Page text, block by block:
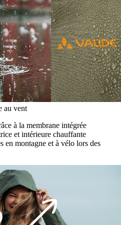
au vent
à la membrane intégrée
et intérieure chauffante
en montagne et à vélo lors des